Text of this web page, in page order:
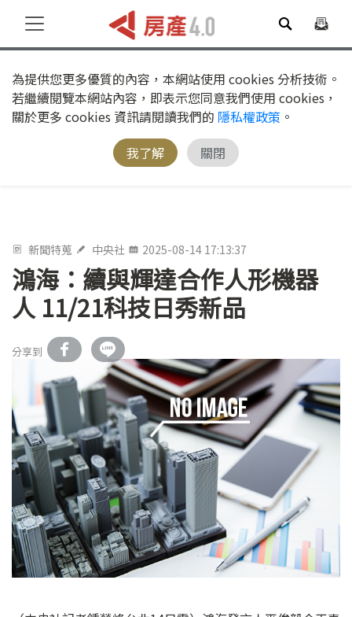
為提供您更多優質的內容，本網站使用 cookies 分析技術。
若繼續閱覽本網站內容，即表示您同意我們使用 cookies，
關於更多 cookies 資訊請閱讀我們的 隱私權政策 。
我了解
關閉
新聞特蒐 中央社 2025-08-14 17:13:37
鴻海：續與輝達合作人形機器
人 11/21科技日秀新品
分享到